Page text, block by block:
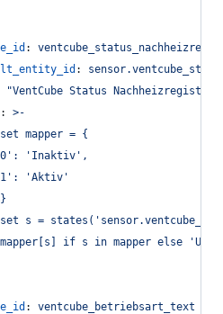
:
:
"VentCube Status Nachheizregister
: >-
mapper = {
'Inaktiv',
'Aktiv'
s =
if s in mapper else
: ventcube_betriebsart_text